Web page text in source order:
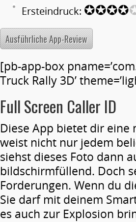
Ersteindruck: ✪✪✪✪
Ausführliche App-Review
[pb-app-box
Truck Rally 3D’
Full Screen Caller ID
Diese App bietet dir eine
weist nicht nur jedem
siehst dieses Foto dann
bildschirmfüllend. Doch
Forderungen. Wenn du
Sie darf mit deinem
es auch zur Explosion